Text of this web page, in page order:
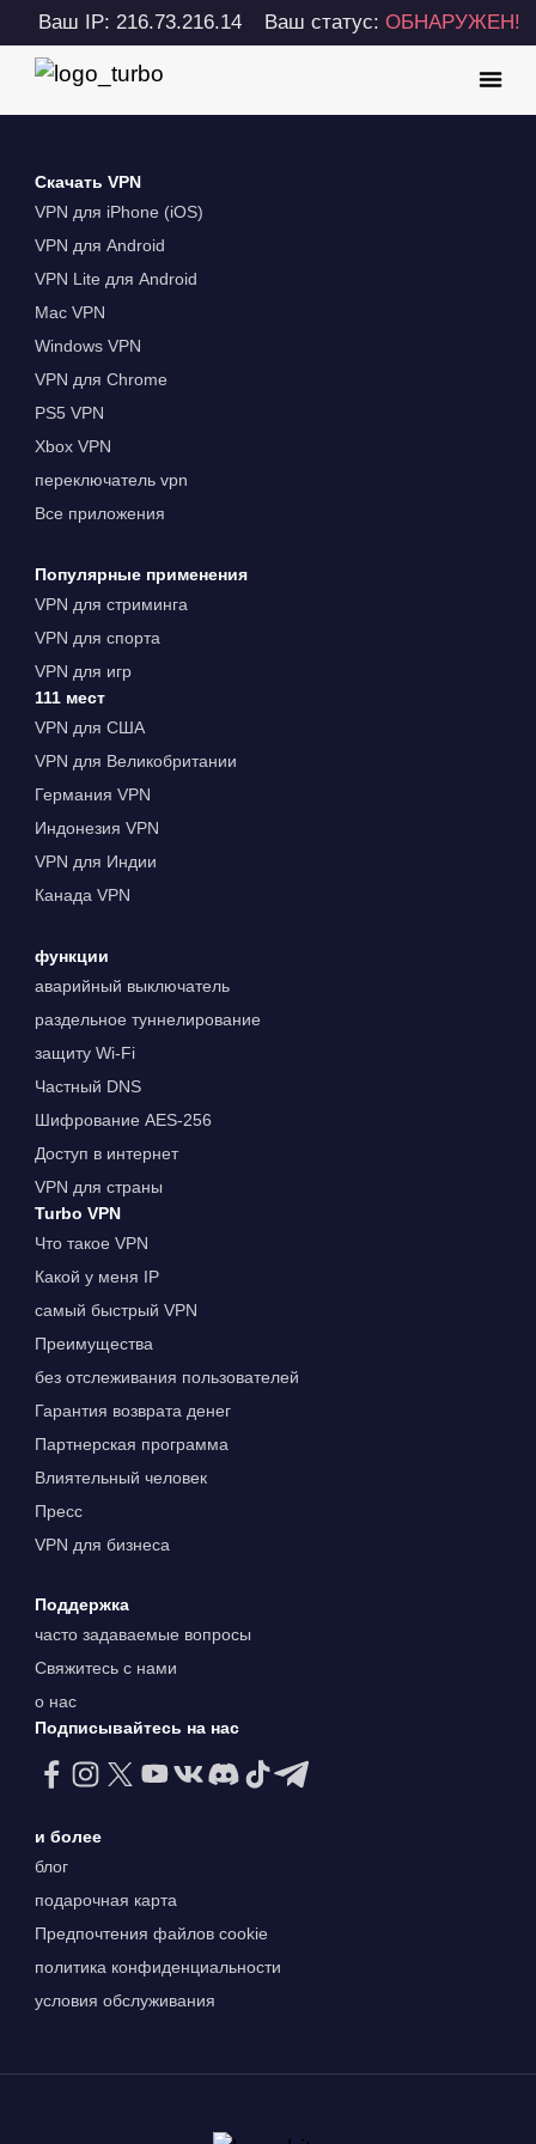
Ваш IP: 216.73.216.14 Ваш статус:ОБНАРУЖЕН!
Скачать VPN
VPN для iPhone (iOS)
VPN для Android
VPN Lite для Android
Mac VPN
Windows VPN
VPN для Chrome
PS5 VPN
Xbox VPN
переключатель vpn
Все приложения
Популярные применения
VPN для стриминга
VPN для спорта
VPN для игр
111 мест
VPN для США
VPN для Великобритании
Германия VPN
Индонезия VPN
VPN для Индии
Канада VPN
функции
аварийный выключатель
раздельное туннелирование
защиту Wi-Fi
Частный DNS
Шифрование AES-256
Доступ в интернет
VPN для страны
Turbo VPN
Что такое VPN
Какой у меня IP
самый быстрый VPN
Преимущества
без отслеживания пользователей
Гарантия возврата денег
Партнерская программа
Влиятельный человек
Пресс
VPN для бизнеса
Поддержка
часто задаваемые вопросы
Свяжитесь с нами
о нас
Подписывайтесь на нас
и более
блог
подарочная карта
Предпочтения файлов cookie
политика конфиденциальности
условия обслуживания